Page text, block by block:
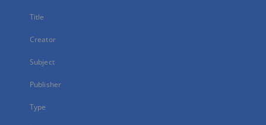
Title
Creator
Subject
Publisher
Type